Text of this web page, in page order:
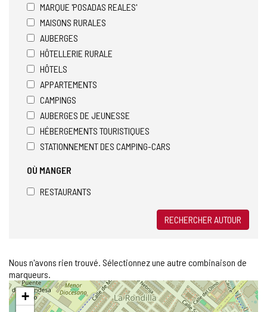
MARQUE 'POSADAS REALES'
MAISONS RURALES
AUBERGES
HÔTELLERIE RURALE
HÔTELS
APPARTEMENTS
CAMPINGS
AUBERGES DE JEUNESSE
HÉBERGEMENTS TOURISTIQUES
STATIONNEMENT DES CAMPING-CARS
OÙ MANGER
RESTAURANTS
RECHERCHER AUTOUR
Nous n'avons rien trouvé. Sélectionnez une autre combinaison de
marqueurs.
Sauter
la
carte
+